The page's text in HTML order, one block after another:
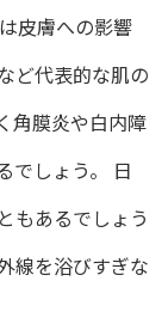
皮膚への影響
ど代表的な肌の
角膜炎や白内障
でしょう。 日
もあるでしょう
線を浴びすぎな